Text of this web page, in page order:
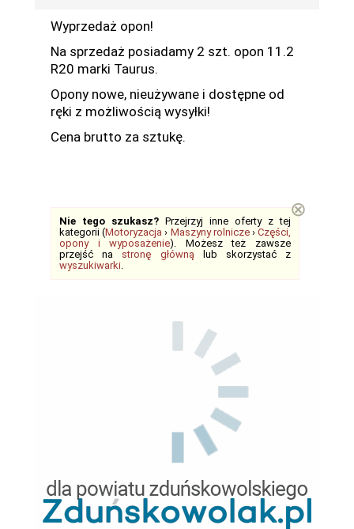
Wyprzedaż opon!
Na sprzedaż posiadamy 2 szt. opon 11.2
R20 marki Taurus.
Opony nowe, nieużywane i dostępne od
ręki z możliwością wysyłki!
Cena brutto za sztukę.
Nie tego szukasz? Przejrzyj inne oferty z tej
kategorii (Motoryzacja › Maszyny rolnicze›Części,
opony i wyposażenie). Możesz też zawsze
przejść na stronę głównąlub skorzystać z
wyszukiwarki.
⊗